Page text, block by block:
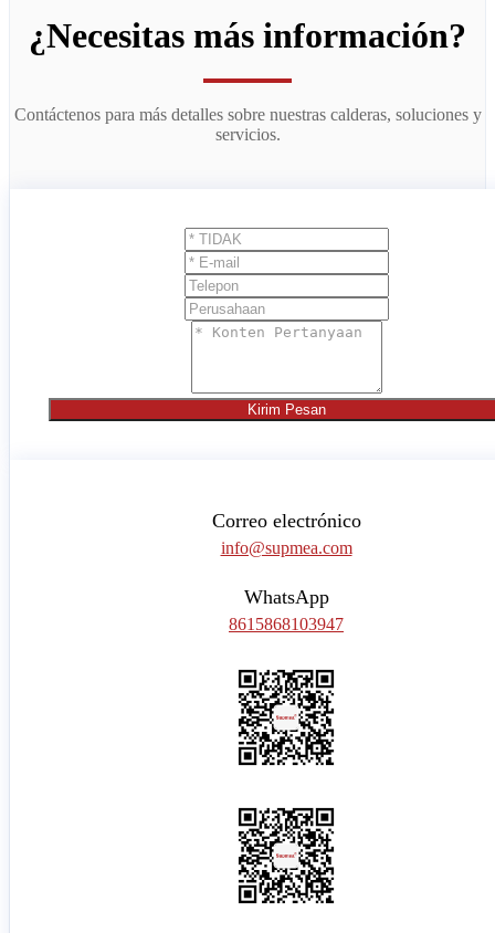
¿Necesitas más información?
Contáctenos para más detalles sobre nuestras calderas, soluciones y
servicios.
Kirim Pesan
Correo electrónico
info@supmea.com
WhatsApp
8615868103947